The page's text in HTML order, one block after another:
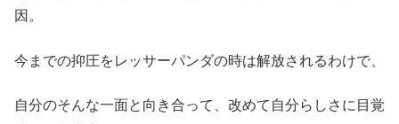
因。
今までの抑圧をレッサーパンダの時は解放されるわけで、
自分のそんな一面と向き合って、改めて自分らしさに目覚